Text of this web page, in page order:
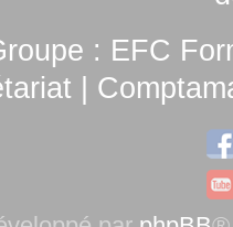
: EFC